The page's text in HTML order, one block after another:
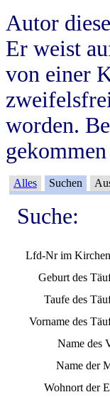
Autor
Er weist
von einer
worden.
Alles Suchen
Suche:
Lfd-Nr im
Geburt des
Taufe des
Vorname des
Name des
Name der
Wohnort der